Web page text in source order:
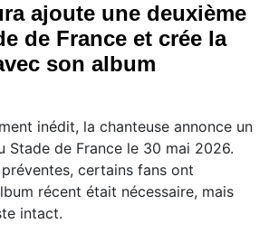
ajoute une deuxième
de France et crée la
son album
inédit, la chanteuse annonce un
Stade de France le 30 mai 2026.
certains fans ont
récent était nécessaire, mais
intact.